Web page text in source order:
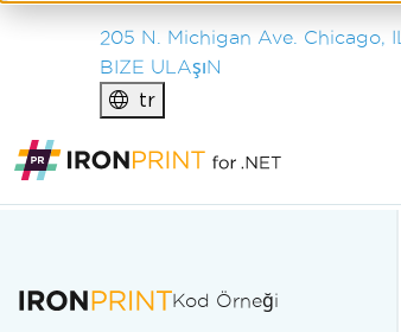
205 N. Michigan Ave. Chicago,
BIZE ULAşıN
tr
Kod Örneği